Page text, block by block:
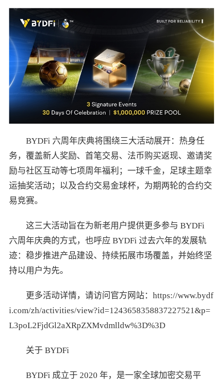
BYDFi 六周年庆典将围绕三大活动展开：热身任
务，覆盖新人奖励、首笔交易、法币购买返现、邀请奖
励与社区互动等七项周年福利；一球千金，足球主题幸
运抽奖活动；以及合约交易金球杯，为期两轮的合约交
易竞赛。
这三大活动旨在为新老用户提供更多参与 BYDFi
六周年庆典的方式，也呼应 BYDFi 过去六年的发展轨
迹：稳步推进产品建设、持续拓展市场覆盖，并始终坚
持以用户为先。
更多活动详情，请访问官方网站：https://www.bydf
i.com/zh/activities/view?id=1243658358837227521&p=
L3poL2FjdGl2aXRpZXMvdmlldw%3D%3D
关于 BYDFi
BYDFi 成立于 2020 年，是一家全球加密交易平